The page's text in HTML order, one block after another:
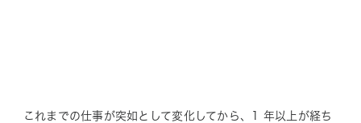
これまでの仕事が突如として変化してから、1 年以上が経ち